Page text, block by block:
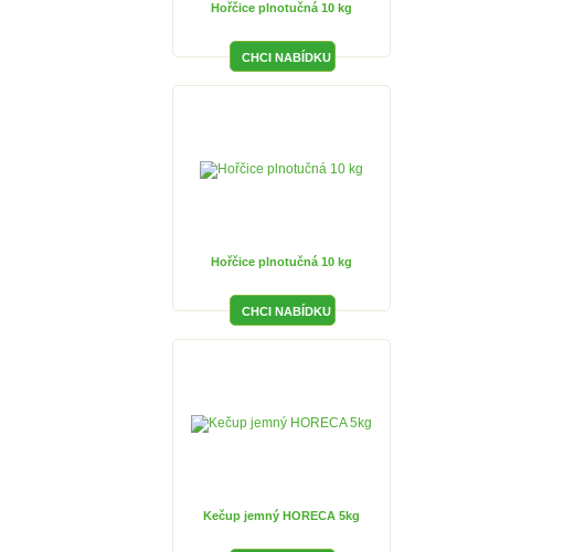
Hořčice plnotučná 10 kg
Hořčice plnotučná 10 kg
Kečup jemný HORECA 5kg